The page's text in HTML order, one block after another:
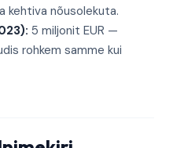
kehtiva nõusolekuta.
5 miljonit EUR —
rohkem samme kui